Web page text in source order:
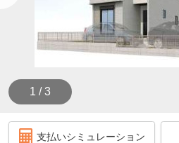
1 / 3
支払いシミュレーション